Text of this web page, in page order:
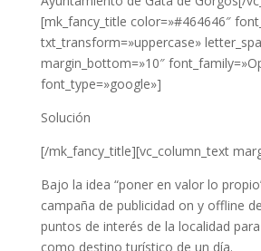
[mk_fancy_title color=»#464646″
txt_transform=»uppercase»
margin_bottom=»10″
font_type=»google»]
Solución
[/mk_fancy_title][vc_column_text
Bajo la idea “poner en valor lo
campaña de publicidad on y offline
puntos de interés de la localidad
como destino turístico de un día.